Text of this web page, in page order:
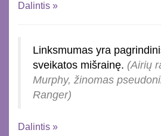
Dalintis »
Linksmumas yra
sveikatos mišrainę. (Airių
Murphy, žinomas
Ranger)
Dalintis »